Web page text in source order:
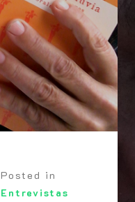
Posted in
Entrevistas